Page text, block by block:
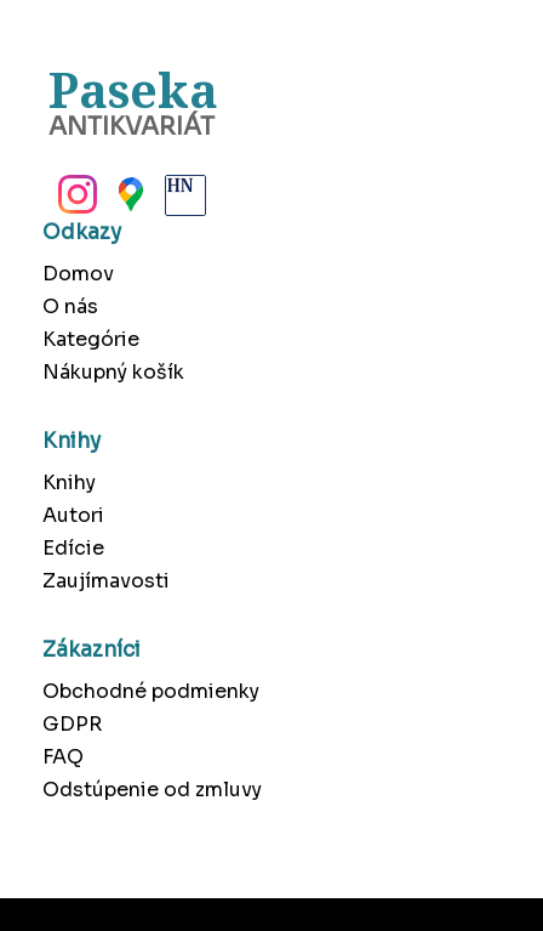
Paseka
ANTIKVARIÁT
Odkazy
Domov
O nás
Kategórie
Nákupný košík
Knihy
Knihy
Autori
Edície
Zaujímavosti
Zákazníci
Obchodné podmienky
GDPR
FAQ
Odstúpenie od zmluvy